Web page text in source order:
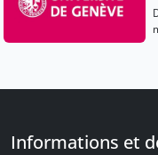
Informations et